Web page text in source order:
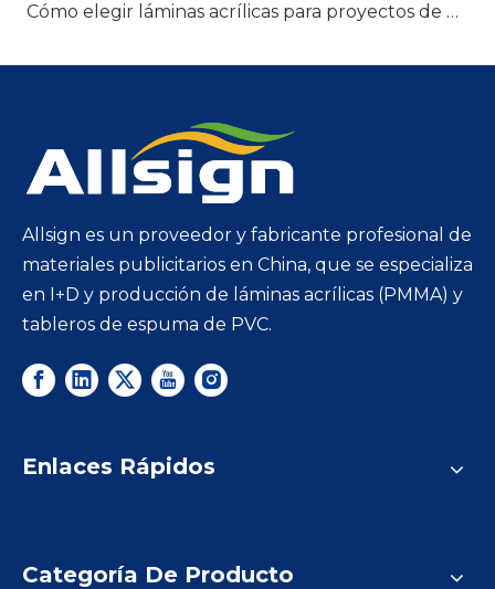
Cómo elegir láminas acrílicas para proyectos de exhibición minorista
Allsign es un proveedor y fabricante profesional de
materiales publicitarios en China, que se especializa
en I+D y producción de láminas acrílicas (PMMA) y
tableros de espuma de PVC.
Enlaces Rápidos
Categoría De Producto